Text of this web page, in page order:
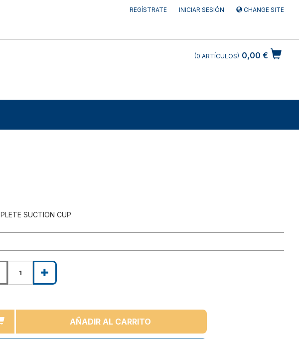
REGÍSTRATE INICIAR SESIÓN CHANGE SITE
0,00 €
0 ARTÍCULOS
SUCTION CUP
AÑADIR AL CARRITO